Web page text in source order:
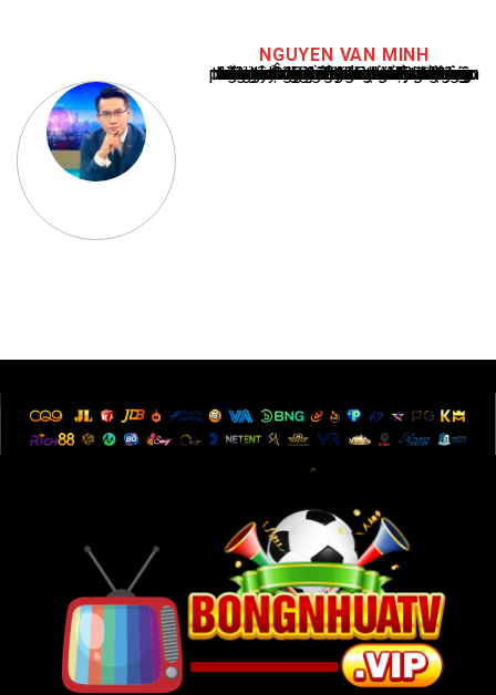
NGUYEN VAN MINH
Nguyễn Văn Minh là một trong những chuyên gia hàng đầu về báo cáo tin tức thể thao tại Việt Nam, với hơn 10 năm hoạt động trong ngành. Ông có kiến thức sâu rộng và kinh nghiệm đáng kể trong việc phân tích và báo cáo về các sự kiện thể thao hàng đầu. Sự hiểu biết sâu sắc của ông về ngành này đã giúp ông xây dựng uy tín và danh tiếng trong cộng đồng báo chí thể thao.